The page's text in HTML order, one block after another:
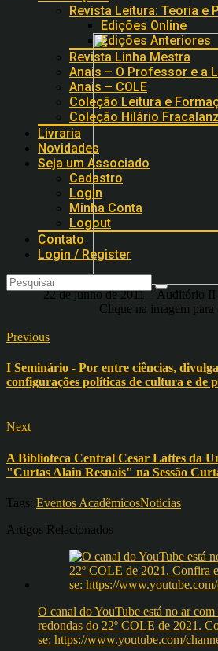
Revista Leitura: Teoria e
Edições Online
Edições Anteriores
Revista Linha Mestra
Anais – O Professor e a
Anais – COLE
Coleção Leitura e
Coleção Hilário
Livraria
Novidades
Seja um Associado
Cadastro
Login
Minha Conta
Logout
Contato
Login / Register
22 de junho de 2011 – Auditório
Clique na imagem para
Previous
I Seminário - Por entre ciências,
configurações políticas de cultura e de
Next
A Biblioteca Central Cesar Lattes da
"Curtas Alain Resnais" na Sessão
Tags: Eventos AcadêmicosNotícias
Artigos Relacionados
O canal do YouTube está no ar com
redondas do 22º COLE de 2021.
se: https://www.youtube.com/